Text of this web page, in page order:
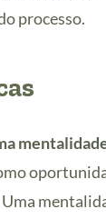
processo.